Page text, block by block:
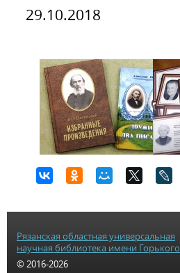
29.10.2018
Рязанская областная универсальная
научная библиотека имени Горького
© 2016-2026